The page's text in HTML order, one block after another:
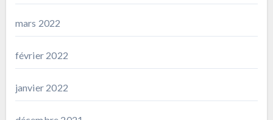
mars 2022
février 2022
janvier 2022